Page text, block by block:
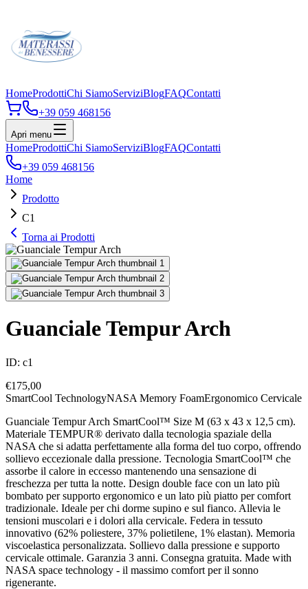
HomeProdottiChi SiamoServiziBlogFAQContatti
+39 059 468156
Apri menu
HomeProdottiChi SiamoServiziBlogFAQContatti
+39 059 468156
Home
Prodotto
C1
Torna ai Prodotti
Guanciale Tempur Arch
ID: c1
€175,00
SmartCool TechnologyNASA Memory FoamErgonomico Cervicale
Guanciale Tempur Arch SmartCool™ Size M (63 x 43 x 12,5 cm).
Materiale TEMPUR® derivato dalla tecnologia spaziale della
NASA che si adatta perfettamente alla forma del tuo corpo, offrendo
sollievo eccezionale dalla pressione. Tecnologia SmartCool™ che
assorbe il calore in eccesso mantenendo una sensazione di
freschezza per tutta la notte. Design double face con un lato più
bombato per supporto ergonomico e un lato più piatto per comfort
tradizionale. Ideale per chi dorme supino e sul fianco. Allevia le
tensioni muscolari e i dolori alla cervicale. Federa in tessuto
innovativo (62% poliestere, 37% polietilene, 1% elastan). Memoria
viscoelastica personalizzata. Sollievo dalla pressione e supporto
cervicale ottimale. Garanzia 3 anni. Consegna gratuita. Made with
NASA space technology - il massimo comfort per il sonno
rigenerante.